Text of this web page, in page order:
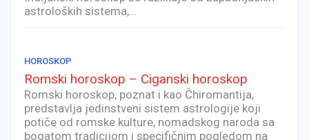
astroloških sistema,…
HOROSKOP
Romski horoskop – Ciganski horoskop
Romski horoskop, poznat i kao Čhiromantija,
predstavlja jedinstveni sistem astrologije koji
potiče od romske kulture, nomadskog naroda sa
bogatom tradicijom i specifičnim pogledom na